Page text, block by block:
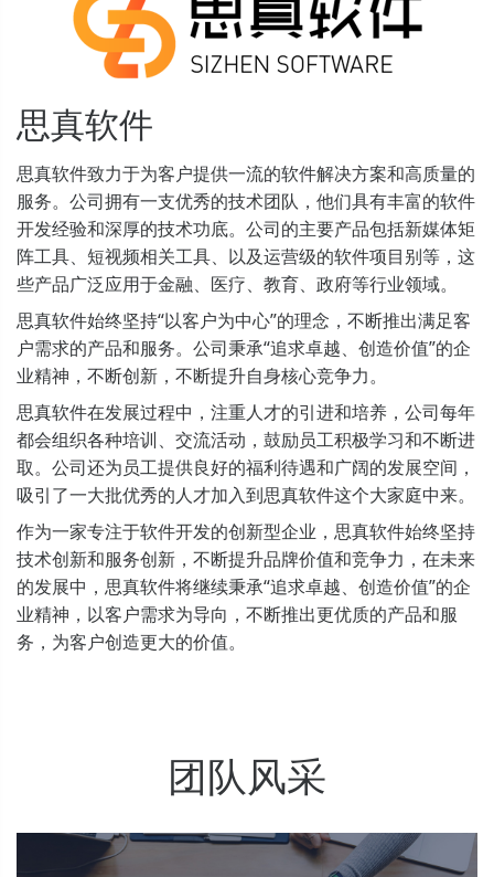
思真软件
思真软件致力于为客户提供一流的软件解决方案和高质量的
服务。公司拥有一支优秀的技术团队，他们具有丰富的软件
开发经验和深厚的技术功底。公司的主要产品包括新媒体矩
阵工具、短视频相关工具、以及运营级的软件项目别等，这
些产品广泛应用于金融、医疗、教育、政府等行业领域。
思真软件始终坚持“以客户为中心”的理念，不断推出满足客
户需求的产品和服务。公司秉承“追求卓越、创造价值”的企
业精神，不断创新，不断提升自身核心竞争力。
思真软件在发展过程中，注重人才的引进和培养，公司每年
都会组织各种培训、交流活动，鼓励员工积极学习和不断进
取。公司还为员工提供良好的福利待遇和广阔的发展空间，
吸引了一大批优秀的人才加入到思真软件这个大家庭中来。
作为一家专注于软件开发的创新型企业，思真软件始终坚持
技术创新和服务创新，不断提升品牌价值和竞争力，在未来
的发展中，思真软件将继续秉承“追求卓越、创造价值”的企
业精神，以客户需求为导向，不断推出更优质的产品和服
务，为客户创造更大的价值。
团队风采